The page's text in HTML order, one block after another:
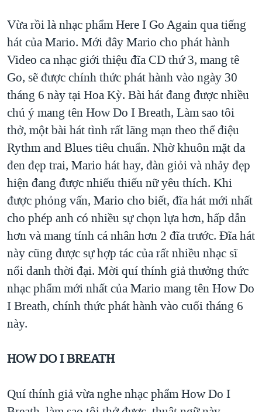
Vừa rồi là nhạc phẩm Here I Go Again qua tiếng
hát của Mario. Mới đây Mario cho phát hành
Video ca nhạc giới thiệu đĩa CD thứ 3, mang tê
Go, sẽ được chính thức phát hành vào ngày 30
tháng 6 này tại Hoa Kỳ. Bài hát đang được nhiều
chú ý mang tên How Do I Breath, Làm sao tôi
thở, một bài hát tình rất lãng mạn theo thể điệu
Rythm and Blues tiêu chuẩn. Nhờ khuôn mặt da
đen đẹp trai, Mario hát hay, đàn giỏi và nhảy đẹp
hiện đang được nhiếu thiếu nữ yêu thích. Khi
được phỏng vấn, Mario cho biết, đĩa hát mới nhất
cho phép anh có nhiều sự chọn lựa hơn, hấp dẫn
hơn và mang tính cá nhân hơn 2 đĩa trước. Đĩa hát
này cũng được sự hợp tác của rất nhiều nhạc sĩ
nổi danh thời đại. Mời quí thính giả thưởng thức
nhạc phẩm mới nhất của Mario mang tên How Do
I Breath, chính thức phát hành vào cuối tháng 6
này.
HOW DO I BREATH
Quí thính giả vừa nghe nhạc phẩm How Do I